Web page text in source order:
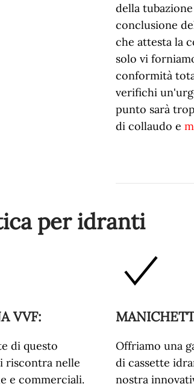
della
conclusione
che attesta la
solo vi
conformità
verifichi
punto sarà
di collaudo e
per idranti
VVF:
di questo
riscontra nelle
e commerciali.
Offriamo una
di cassette
nostra